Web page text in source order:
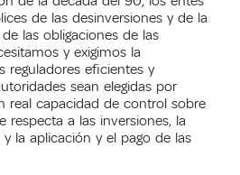
de las desinversiones y de la
las obligaciones de las
y exigimos la
reguladores eficientes y
sean elegidas por
real capacidad de control sobre
respecta a las inversiones, la
la aplicación y el pago de las